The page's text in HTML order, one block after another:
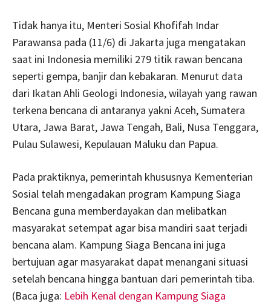
Tidak hanya itu, Menteri Sosial Khofifah Indar
Parawansa pada (11/6) di Jakarta juga mengatakan
saat ini Indonesia memiliki 279 titik rawan bencana
seperti gempa, banjir dan kebakaran. Menurut data
dari Ikatan Ahli Geologi Indonesia, wilayah yang rawan
terkena bencana di antaranya yakni Aceh, Sumatera
Utara, Jawa Barat, Jawa Tengah, Bali, Nusa Tenggara,
Pulau Sulawesi, Kepulauan Maluku dan Papua.
Pada praktiknya, pemerintah khususnya Kementerian
Sosial telah mengadakan program Kampung Siaga
Bencana guna memberdayakan dan melibatkan
masyarakat setempat agar bisa mandiri saat terjadi
bencana alam. Kampung Siaga Bencana ini juga
bertujuan agar masyarakat dapat menangani situasi
setelah bencana hingga bantuan dari pemerintah tiba.
(Baca juga: Lebih Kenal dengan Kampung Siaga